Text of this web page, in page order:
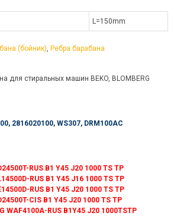
L=150mm
(бойник), Ребра барабана
для стиральных машин BEKO, BLOMBERG
2816020100, WS307, DRM100AC
RUS B1 Y45 J20 1000 TS TP
RUS B1 Y45 J16 1000 TS TP
RUS B1 Y45 J20 1000 TS TP
CIS B1 Y45 J20 1000 TS TP
WAF4100A-RUS B1Y45 J20 1000TSTP